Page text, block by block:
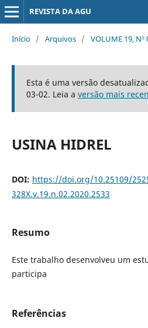
REVISTA DA AGU
Início / Arquivos / VOLUME 19,
Esta é uma versão
03-02. Leia a versão mais
USINA HIDREL
DOI: https://doi.org/10.25109/
328X.v.19.n.02.2020.2533
Resumo
Este trabalho desenvolveu um
participa
Referências